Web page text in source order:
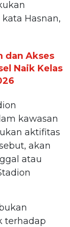
Hasnan,
dan Akses
Naik Kelas
kawasan
aktifitas
akan
atau
terhadap